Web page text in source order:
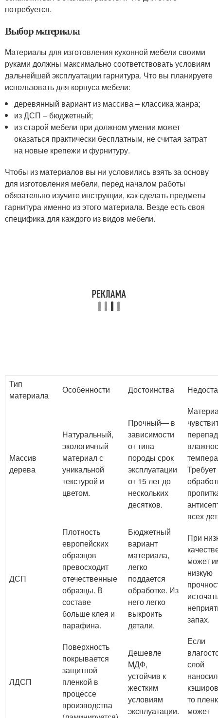
потребуется.
Выбор материала
Материалы для изготовления кухонной мебели своими
руками должны максимально соответствовать условиям
дальнейшей эксплуатации гарнитура. Что вы планируете
использовать для корпуса мебели:
деревянный вариант из массива – классика жанра;
из ДСП – бюджетный;
из старой мебели при должном умении может
оказаться практически бесплатным, не считая затрат
на новые крепежи и фурнитуру.
Чтобы из материалов вы ни условились взять за основу
для изготовления мебели, перед началом работы
обязательно изучите инструкции, как сделать предметы
гарнитура именно из этого материала. Везде есть своя
специфика для каждого из видов мебели.
Тип
материала
Особенности Достоинства
Массив
дерева
Натуральный,
экологичный
материал с
уникальной
текстурой и
цветом.
Прочный— в
зависимости
от типа
породы срок
эксплуатации
от 15 лет до
нескольких
десятков.
Требует
всех
ДСП
Плотность
европейских
образцов
превосходит
отечественные
образцы. В
составе
больше клея и
парафина.
Бюджетный
вариант
материала,
легко
поддается
обработке. Из
него легко
выкроить
детали.
При
может
низкую
запах.
ЛДСП
Поверхность
покрывается
защитной
пленкой в
процессе
производства
Дешевле
МДФ,
устойчив к
жестким
условиям
эксплуатации.
Если
слой
то
может